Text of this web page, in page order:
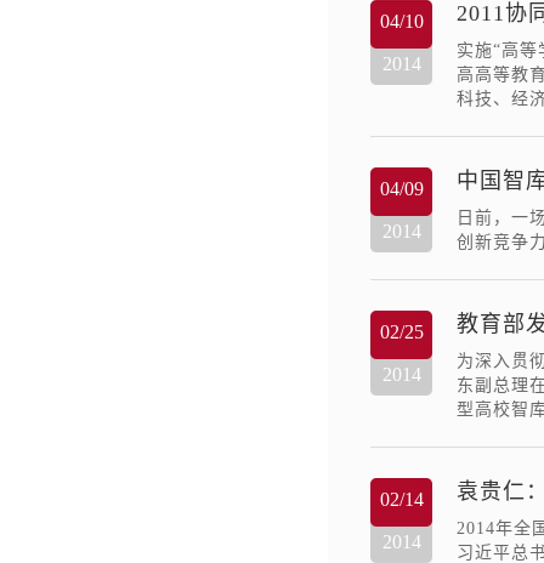
04/10
2014
2011协
实施“高
高高等教
科技、经
04/09
2014
中国智
日前，一
创新竞争
02/25
2014
教育部
为深入贯
东副总理
型高校智
02/14
2014
袁贵仁
2014年全
习近平总